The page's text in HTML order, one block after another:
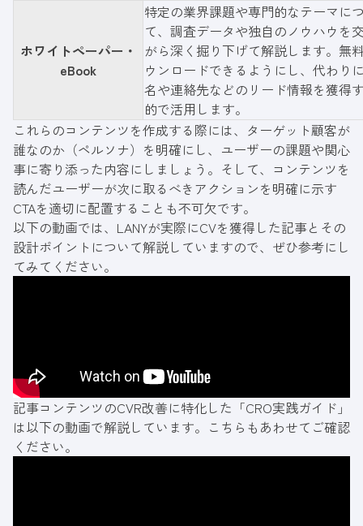
ホワイトペーパー・
eBook
特定の業界課題や専門的なテーマに
て、調査データや独自のノウハウを
がら深く掘り下げて解説します。無
ウンロードできるようにし、代わり
名や連絡先などのリード情報を獲得
的で活用します。
これらのコンテンツを作成する際には、ターゲット顧客が
誰なのか（ペルソナ）を明確にし、ユーザーの課題や関心
事に寄り添った内容にしましょう。そして、コンテンツを
読んだユーザーが次に取るべきアクションを明確に示す
CTAを適切に配置することも不可欠です。
以下の動画では、LANYが実際にCVを獲得した記事とその
設計ポイントについて解説していますので、ぜひ参考にし
てみてください。
記事コンテンツのCVR改善に特化した「CRO実践ガイド」
は以下の動画で解説しています。こちらもあわせてご確認
ください。